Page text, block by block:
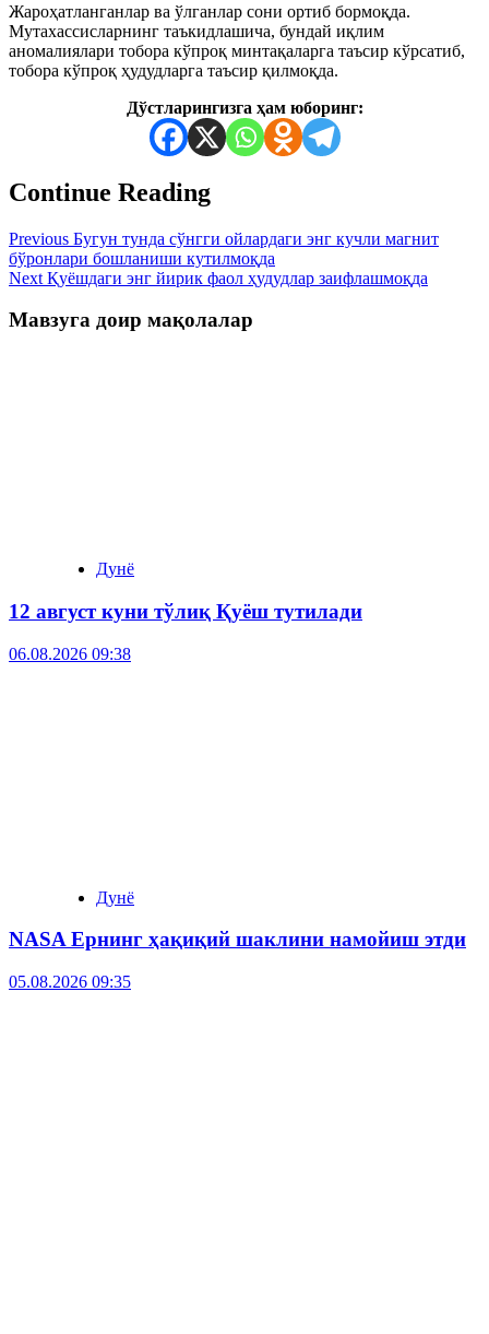
Жароҳатланганлар ва ўлганлар сони ортиб бормоқда.
Мутахассисларнинг таъкидлашича, бундай иқлим
аномалиялари тобора кўпроқ минтақаларга таъсир кўрсатиб,
тобора кўпроқ ҳудудларга таъсир қилмоқда.
Дўстларингизга ҳам юборинг:
Continue Reading
Previous Бугун тунда сўнгги ойлардаги энг кучли магнит
бўронлари бошланиши кутилмоқда
Next Қуёшдаги энг йирик фаол ҳудудлар заифлашмоқда
Мавзуга доир мақолалар
Дунё
12 август куни тўлиқ Қуёш тутилади
06.08.2026 09:38
Дунё
NASA Ернинг ҳақиқий шаклини намойиш этди
05.08.2026 09:35